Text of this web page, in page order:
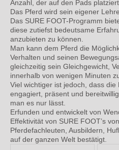
Anzahl, der auf den Pads
Das Pferd wird sein eigener
Das SURE FOOT-Programm
diese zutiefst bedeutsame
anzubieten zu können.
Man kann dem Pferd die
Verhalten und seinen
gleichzeitig sein Gleichgewicht,
innerhalb von wenigen Minuten
Viel wichtiger ist jedoch, dass die
engagiert, präsent und
man es nur lässt.
Erfunden und entwickelt von
Effektivität von SURE FOOT’s
Pferdefachleuten, Ausbildern,
auf der ganzen Welt bestätigt.